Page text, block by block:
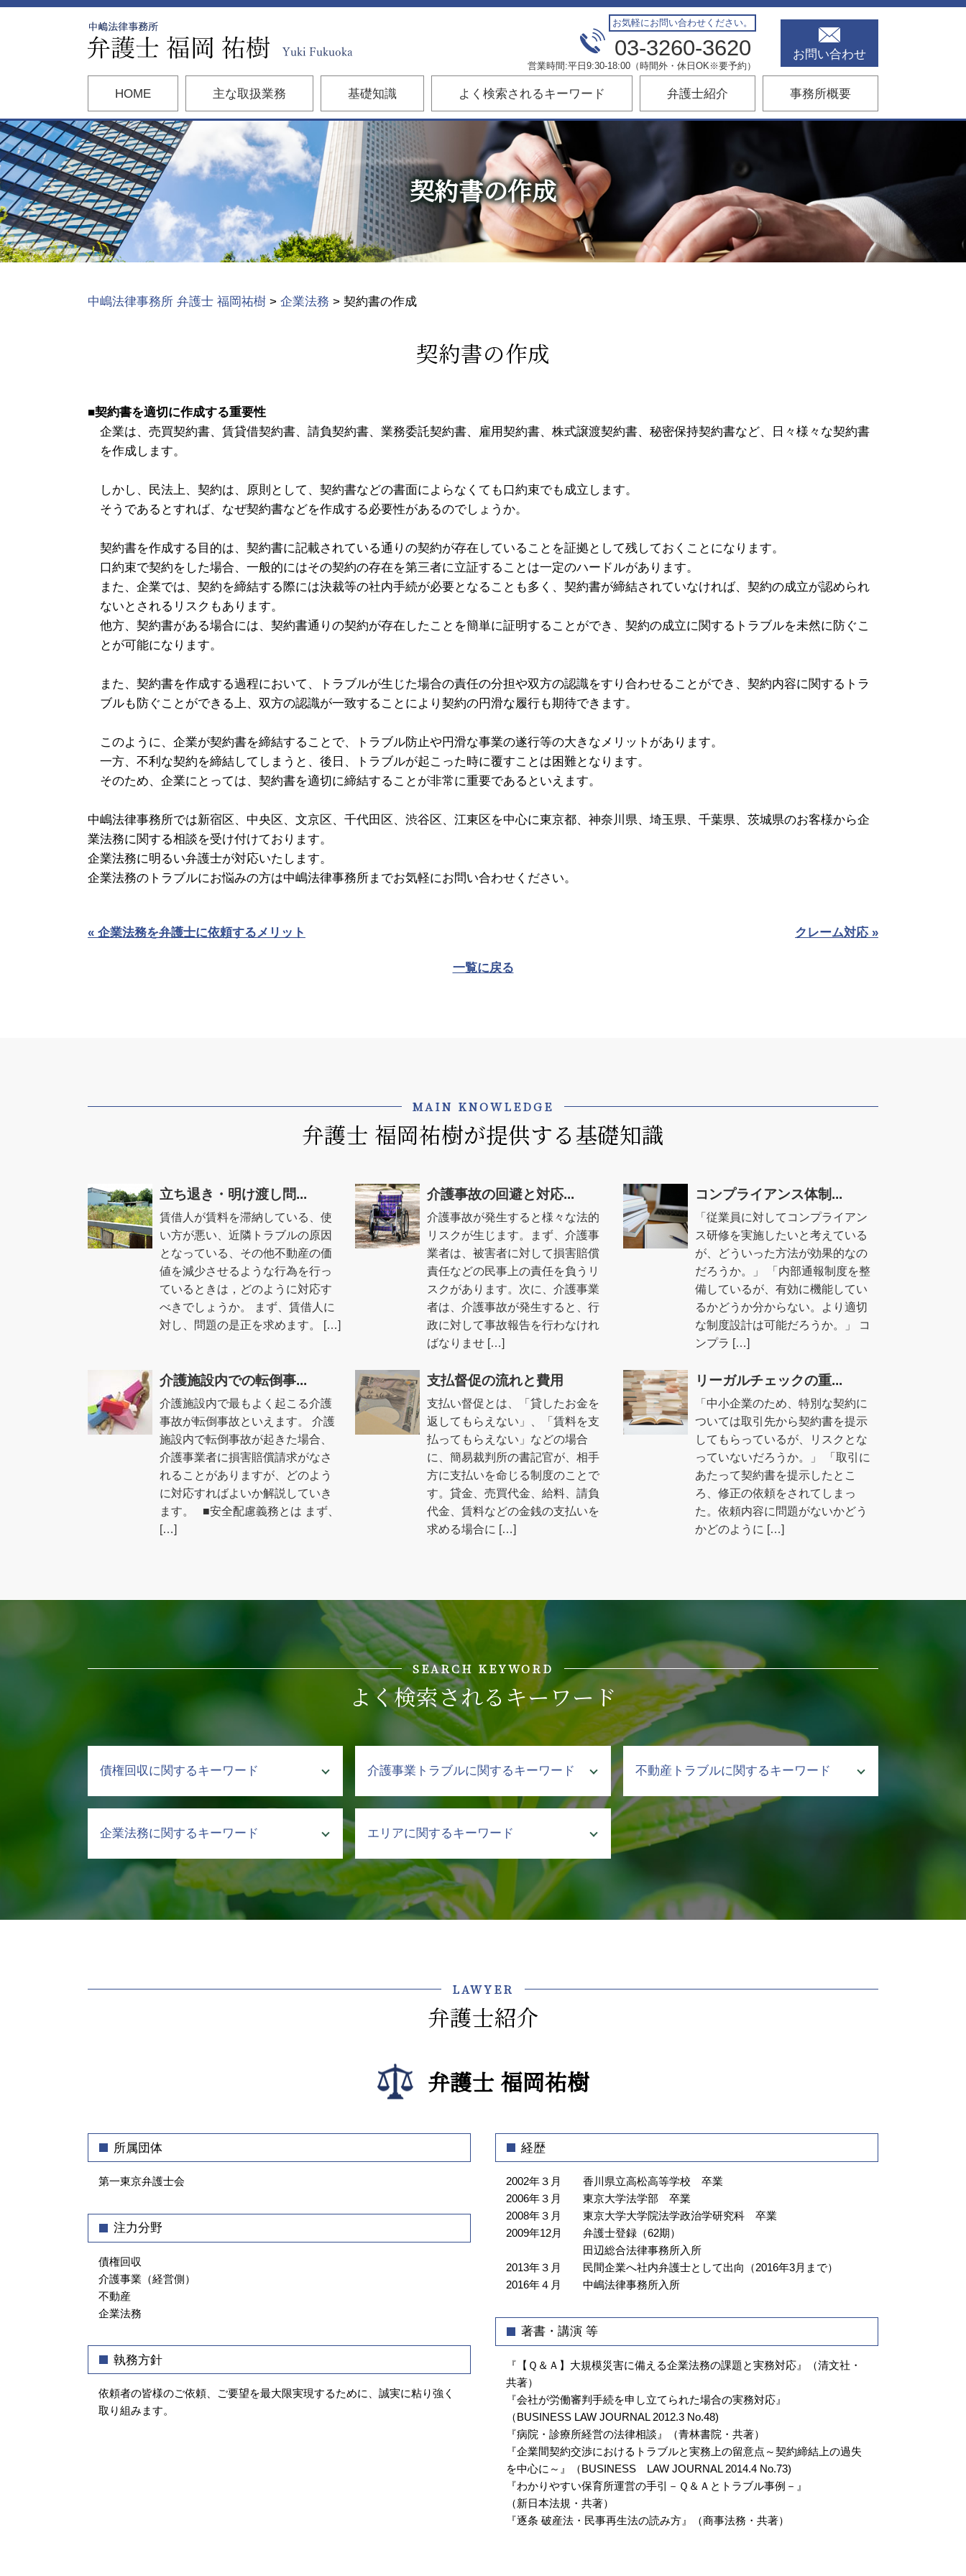
契約書の作成
お気軽にお問い合わせください。
03-3260-3620
営業時間:平日9:30-18:00（時間外・休日OK※要予約）
お問い合わせ
HOME 主な取扱業務 基礎知識 よく検索されるキーワード 弁護士紹介 事務所概要
中嶋法律事務所 弁護士 福岡祐樹 > 企業法務 > 契約書の作成
契約書の作成
■契約書を適切に作成する重要性
企業は、売買契約書、賃貸借契約書、請負契約書、業務委託契約書、雇用契約書、株式譲渡契約書、秘密保持契約書など、日々様々な契約書
を作成します。
しかし、民法上、契約は、原則として、契約書などの書面によらなくても口約束でも成立します。
そうであるとすれば、なぜ契約書などを作成する必要性があるのでしょうか。
契約書を作成する目的は、契約書に記載されている通りの契約が存在していることを証拠として残しておくことになります。
口約束で契約をした場合、一般的にはその契約の存在を第三者に立証することは一定のハードルがあります。
また、企業では、契約を締結する際には決裁等の社内手続が必要となることも多く、契約書が締結されていなければ、契約の成立が認められ
ないとされるリスクもあります。
他方、契約書がある場合には、契約書通りの契約が存在したことを簡単に証明することができ、契約の成立に関するトラブルを未然に防ぐこ
とが可能になります。
また、契約書を作成する過程において、トラブルが生じた場合の責任の分担や双方の認識をすり合わせることができ、契約内容に関するトラ
ブルも防ぐことができる上、双方の認識が一致することにより契約の円滑な履行も期待できます。
このように、企業が契約書を締結することで、トラブル防止や円滑な事業の遂行等の大きなメリットがあります。
一方、不利な契約を締結してしまうと、後日、トラブルが起こった時に覆すことは困難となります。
そのため、企業にとっては、契約書を適切に締結することが非常に重要であるといえます。
中嶋法律事務所では新宿区、中央区、文京区、千代田区、渋谷区、江東区を中心に東京都、神奈川県、埼玉県、千葉県、茨城県のお客様から企
業法務に関する相談を受け付けております。
企業法務に明るい弁護士が対応いたします。
企業法務のトラブルにお悩みの方は中嶋法律事務所までお気軽にお問い合わせください。
« 企業法務を弁護士に依頼するメリット クレーム対応 »
一覧に戻る
MAIN KNOWLEDGE
弁護士 福岡祐樹が提供する基礎知識
立ち退き・明け渡し問...
賃借人が賃料を滞納している、使
い方が悪い、近隣トラブルの原因
となっている、その他不動産の価
値を減少させるような行為を行っ
ているときは，どのように対応す
べきでしょうか。 まず、賃借人に
対し、問題の是正を求めます。 […]
介護事故の回避と対応...
介護事故が発生すると様々な法的
リスクが生じます。まず、介護事
業者は、被害者に対して損害賠償
責任などの民事上の責任を負うリ
スクがあります。次に、介護事業
者は、介護事故が発生すると、行
政に対して事故報告を行わなけれ
ばなりませ […]
コンプライアンス体制...
「従業員に対してコンプライアン
ス研修を実施したいと考えている
が、どういった方法が効果的なの
だろうか。」 「内部通報制度を整
備しているが、有効に機能してい
るかどうか分からない。より適切
な制度設計は可能だろうか。」 コ
ンプラ […]
介護施設内での転倒事...
介護施設内で最もよく起こる介護
事故が転倒事故といえます。 介護
施設内で転倒事故が起きた場合、
介護事業者に損害賠償請求がなさ
れることがありますが、どのよう
に対応すればよいか解説していき
ます。 ■安全配慮義務とは まず、
[…]
支払督促の流れと費用
支払い督促とは、「貸したお金を
返してもらえない」、「賃料を支
払ってもらえない」などの場合
に、簡易裁判所の書記官が、相手
方に支払いを命じる制度のことで
す。貸金、売買代金、給料、請負
代金、賃料などの金銭の支払いを
求める場合に […]
リーガルチェックの重...
「中小企業のため、特別な契約に
ついては取引先から契約書を提示
してもらっているが、リスクとな
っていないだろうか。」 「取引に
あたって契約書を提示したとこ
ろ、修正の依頼をされてしまっ
た。依頼内容に問題がないかどう
かどのように […]
SEARCH KEYWORD
よく検索されるキーワード
債権回収に関するキーワード
弁護士に依頼するメリット
債権 管理 回収
差し押さえ 不動産 債権回収
売掛金 回収 文書
不良債権 回収
強制執行 流れ
債権回収 強制執行 方法
弁護士 回収 委託
介護事業トラブルに関するキーワード
介護事故 報告書
クレーマー 不当要求 弁護士
介護事故 死亡
介護 事故 弁護士
介護 入所
介護 クレーム
介護 現場 実態
介護 現場 問題
介護事業 課題
介護 責任
介護 契約トラブル 弁護士
不動産トラブルに関するキーワード
不動産トラブル 調停
賃貸 立ち退き料
不動産 契約
相続 共有
不動産会社 トラブル
不動産 トラブル 賃貸
企業法務に関するキーワード
弁護士 顧問 契約書
ハラスメント 種類
企業 コンプライアンス 違反
契約書 リーガルチェック
コンプライアンス 従業員
コーポレートガバナンス 内部統制
業務委託 契約書
企業 法務部
エリアに関するキーワード
企業法務 弁護士 相談 飯田橋
企業法務 弁護士 相談 文京区
介護事業トラブル 弁護士 相談 飯田
債権回収 弁護士 相談 神楽坂
不動産トラブル 弁護士 相談 牛込神
区
債権回収 弁護士 相談 文京区
顧問弁護士 弁護士 相談 牛込神楽坂
企業法務 弁護士 相談 神楽坂
介護事業トラブル 弁護士 相談 神楽
坂
顧問弁護士 弁護士 相談 神楽坂
不動産トラブル 弁護士 相談 千代田
顧問弁護士 弁護士 相談 江東区
不動産トラブル 弁護士 相談 江東区
債権回収 弁護士 相談 牛込神楽坂
LAWYER
弁護士紹介
弁護士 福岡祐樹
所属団体
第一東京弁護士会
注力分野
債権回収
介護事業（経営側）
不動産
企業法務
執務方針
依頼者の皆様のご依頼、ご要望を最大限実現するために、誠実に粘り強く
取り組みます。
経歴
2002年３月
香川県立高松高等学校 卒業
2006年３月
東京大学法学部 卒業
2008年３月
東京大学大学院法学政治学研究科 卒業
2009年12月
弁護士登録（62期）
田辺総合法律事務所入所
2013年３月
民間企業へ社内弁護士として出向（2016年3月まで）
2016年４月
中嶋法律事務所入所
著書・講演 等
『【Ｑ＆Ａ】大規模災害に備える企業法務の課題と実務対応』（清文社・
共著）
『会社が労働審判手続を申し立てられた場合の実務対応』
（BUSINESS LAW JOURNAL 2012.3 No.48)
『病院・診療所経営の法律相談』（青林書院・共著）
『企業間契約交渉におけるトラブルと実務上の留意点～契約締結上の過失
を中心に～』（BUSINESS LAW JOURNAL 2014.4 No.73)
『わかりやすい保育所運営の手引－Ｑ＆Ａとトラブル事例－』
（新日本法規・共著）
『逐条 破産法・民事再生法の読み方』（商事法務・共著）